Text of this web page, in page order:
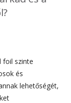
foil szinte
és
lehetőségét,